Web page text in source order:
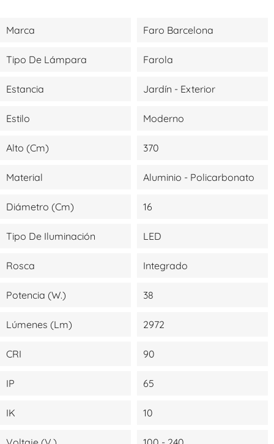
Marca Faro Barcelona
Tipo De Lámpara Farola
Estancia Jardín - Exterior
Estilo Moderno
Alto (cm) 370
Material Aluminio - Policarbonato
Diámetro (cm) 16
Tipo De Iluminación LED
Rosca Integrado
Potencia (W.) 38
Lúmenes (lm) 2972
CRI 90
IP 65
IK 10